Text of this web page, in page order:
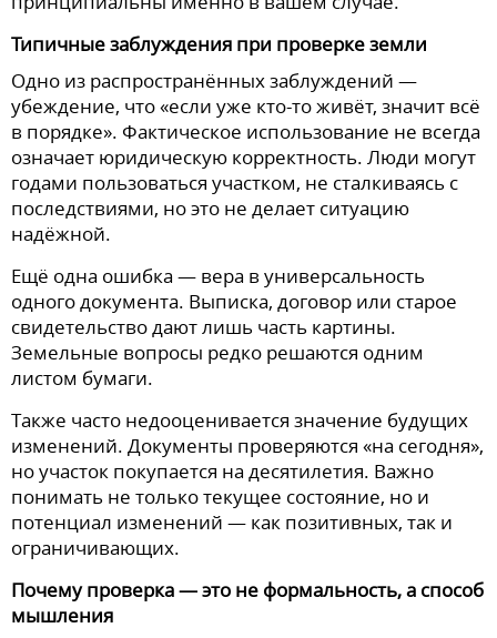
Типичные заблуждения при проверке земли
Одно из распространённых заблуждений —
убеждение, что «если уже кто-то живёт, значит всё
в порядке». Фактическое использование не всегда
означает юридическую корректность. Люди могут
годами пользоваться участком, не сталкиваясь с
последствиями, но это не делает ситуацию
надёжной.
Ещё одна ошибка — вера в универсальность
одного документа. Выписка, договор или старое
свидетельство дают лишь часть картины.
Земельные вопросы редко решаются одним
листом бумаги.
Также часто недооценивается значение будущих
изменений. Документы проверяются «на сегодня»,
но участок покупается на десятилетия. Важно
понимать не только текущее состояние, но и
потенциал изменений — как позитивных, так и
ограничивающих.
Почему проверка — это не формальность, а способ
мышления